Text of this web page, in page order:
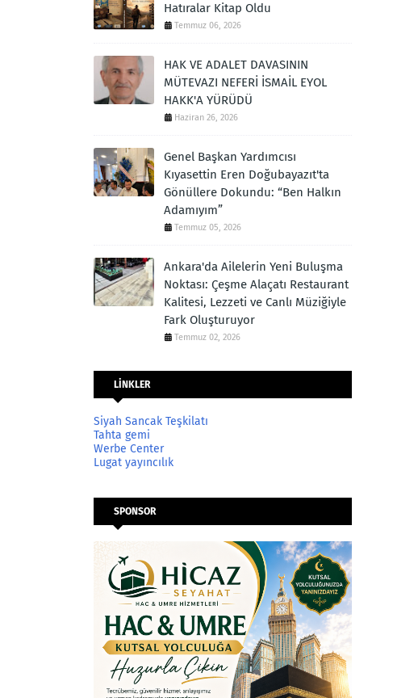
Hatıralar Kitap Oldu
Temmuz 06, 2026
HAK VE ADALET DAVASININ
MÜTEVAZI NEFERİ İSMAİL EYOL
HAKK'A YÜRÜDÜ
Haziran 26, 2026
Genel Başkan Yardımcısı
Kıyasettin Eren Doğubayazıt'ta
Gönüllere Dokundu: “Ben Halkın
Adamıyım”
Temmuz 05, 2026
Ankara'da Ailelerin Yeni Buluşma
Noktası: Çeşme Alaçatı Restaurant
Kalitesi, Lezzeti ve Canlı Müziğiyle
Fark Oluşturuyor
Temmuz 02, 2026
LİNKLER
Siyah Sancak Teşkilatı
Tahta gemi
Werbe Center
Lugat yayıncılık
SPONSOR